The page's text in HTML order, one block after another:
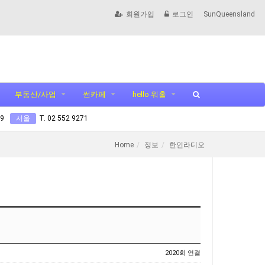
회원가입 로그인 SunQueensland
부동산/사업 썬카페 hello 워홀
서울 T. 02 552 9271
Home 정보 한인라디오
2020회 연결